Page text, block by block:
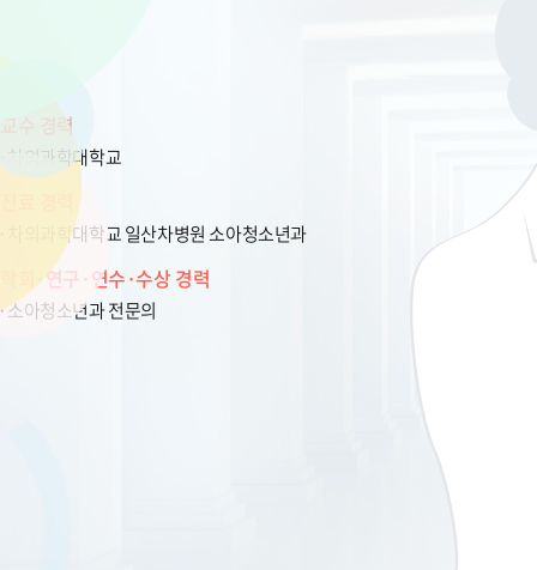
교수 경력
차의과학대학교
차의과학대학교 일산차병원 소아청소년과
학회·연구·연수·수상 경력
소아청소년과 전문의